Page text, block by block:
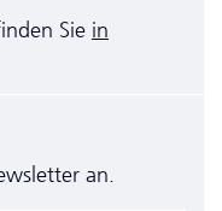
Sie in
an.